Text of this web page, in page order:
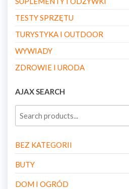
TESTY SPRZĘTU
TURYSTYKA I OUTDOOR
WYWIADY
ZDROWIE I URODA
AJAX SEARCH
BEZ KATEGORII
BUTY
DOM I OGRÓD